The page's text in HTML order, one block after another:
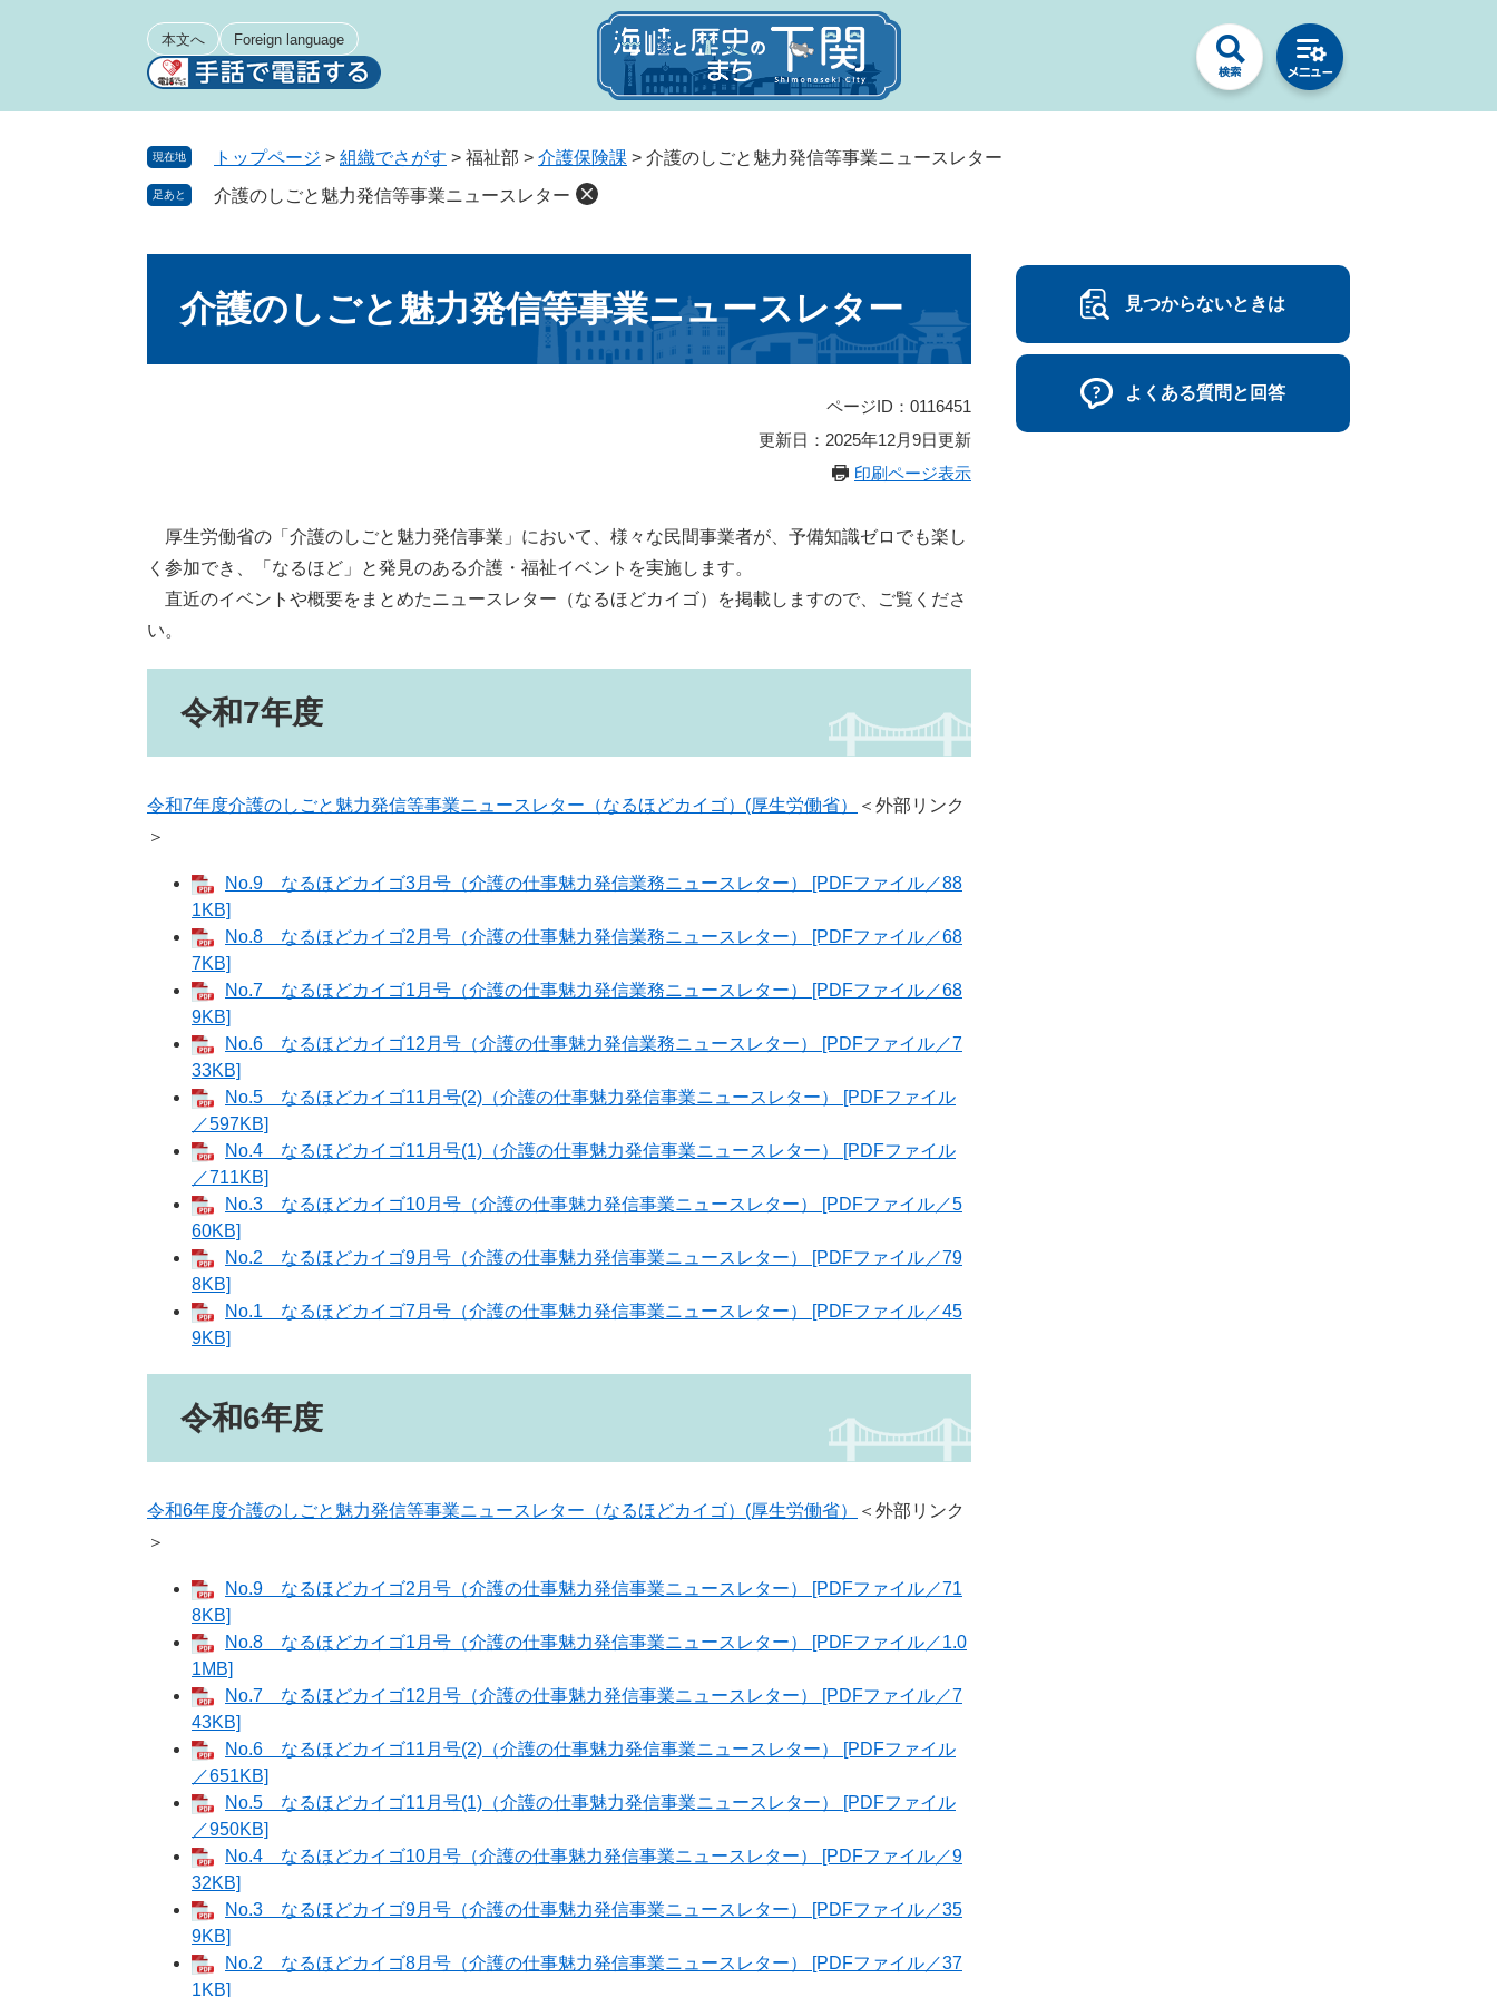
本文へ Foreign language
現在地 トップページ > 組織でさがす > 福祉部 > 介護保険課 > 介護のしごと魅力発信等事業ニュースレター
足あと 介護のしごと魅力発信等事業ニュースレター
介護のしごと魅力発信等事業ニュースレター
ページID：0116451
更新日：2025年12月9日更新
印刷ページ表示
厚生労働省の「介護のしごと魅力発信事業」において、様々な民間事業者が、予備知識ゼロでも楽し
く参加でき、「なるほど」と発見のある介護・福祉イベントを実施します。
直近のイベントや概要をまとめたニュースレター（なるほどカイゴ）を掲載しますので、ご覧くださ
い。
令和7年度
令和7年度介護のしごと魅力発信等事業ニュースレター（なるほどカイゴ）(厚生労働省）
＜外部リンク
＞
No.9 なるほどカイゴ3月号（介護の仕事魅力発信業務ニュースレター） [PDFファイル／88
1KB]
No.8 なるほどカイゴ2月号（介護の仕事魅力発信業務ニュースレター） [PDFファイル／68
7KB]
No.7 なるほどカイゴ1月号（介護の仕事魅力発信業務ニュースレター） [PDFファイル／68
9KB]
No.6 なるほどカイゴ12月号（介護の仕事魅力発信業務ニュースレター） [PDFファイル／7
33KB]
No.5 なるほどカイゴ11月号(2)（介護の仕事魅力発信事業ニュースレター） [PDFファイル
／597KB]
No.4 なるほどカイゴ11月号(1)（介護の仕事魅力発信事業ニュースレター） [PDFファイル
／711KB]
No.3 なるほどカイゴ10月号（介護の仕事魅力発信事業ニュースレター） [PDFファイル／5
60KB]
No.2 なるほどカイゴ9月号（介護の仕事魅力発信事業ニュースレター） [PDFファイル／79
8KB]
No.1 なるほどカイゴ7月号（介護の仕事魅力発信事業ニュースレター） [PDFファイル／45
9KB]
令和6年度
令和6年度介護のしごと魅力発信等事業ニュースレター（なるほどカイゴ）(厚生労働省）
＜外部リンク
＞
No.9 なるほどカイゴ2月号（介護の仕事魅力発信事業ニュースレター） [PDFファイル／71
8KB]
No.8 なるほどカイゴ1月号（介護の仕事魅力発信事業ニュースレター） [PDFファイル／1.0
1MB]
No.7 なるほどカイゴ12月号（介護の仕事魅力発信事業ニュースレター） [PDFファイル／7
43KB]
No.6 なるほどカイゴ11月号(2)（介護の仕事魅力発信事業ニュースレター） [PDFファイル
／651KB]
No.5 なるほどカイゴ11月号(1)（介護の仕事魅力発信事業ニュースレター） [PDFファイル
／950KB]
No.4 なるほどカイゴ10月号（介護の仕事魅力発信事業ニュースレター） [PDFファイル／9
32KB]
No.3 なるほどカイゴ9月号（介護の仕事魅力発信事業ニュースレター） [PDFファイル／35
9KB]
No.2 なるほどカイゴ8月号（介護の仕事魅力発信事業ニュースレター） [PDFファイル／37
1KB]
見つからないときは
よくある質問と回答